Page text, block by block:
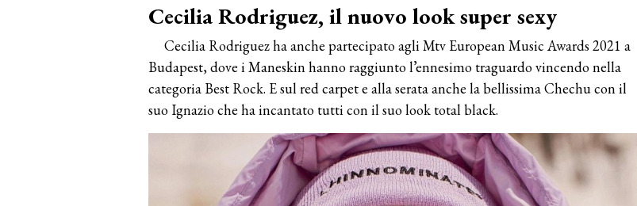
Cecilia Rodriguez, il nuovo look super sexy
Cecilia Rodriguez ha anche partecipato agli Mtv European Music Awards 2021 a
Budapest, dove i Maneskin hanno raggiunto l’ennesimo traguardo vincendo nella
categoria Best Rock. E sul red carpet e alla serata anche la bellissima Chechu con il
suo Ignazio che ha incantato tutti con il suo look total black.